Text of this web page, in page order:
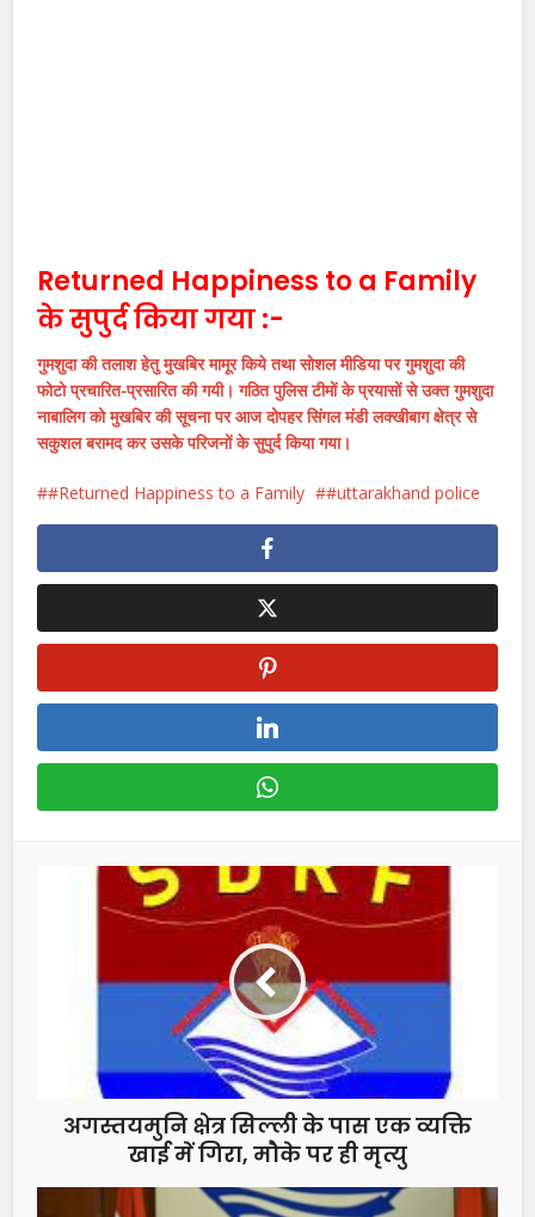
Returned Happiness to a Family
के सुपुर्द किया गया :-
गुमशुदा की तलाश हेतु मुखबिर मामूर किये तथा सोशल मीडिया पर गुमशुदा की
फोटो प्रचारित-प्रसारित की गयी। गठित पुलिस टीमों के प्रयासों से उक्त गुमशुदा
नाबालिग को मुखबिर की सूचना पर आज दोपहर सिंगल मंडी लक्खीबाग क्षेत्र से
सकुशल बरामद कर उसके परिजनों के सुपुर्द किया गया।
#Returned Happiness to a Family #uttarakhand police
अगस्तयमुनि क्षेत्र सिल्ली के पास एक व्यक्ति
खाई में गिरा, मौके पर ही मृत्यु